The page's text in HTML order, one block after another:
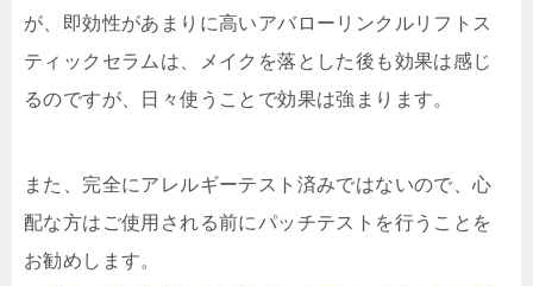
が、即効性があまりに高いアバローリンクルリフトス
ティックセラムは、メイクを落とした後も効果は感じ
るのですが、日々使うことで効果は強まります。
また、完全にアレルギーテスト済みではないので、心
配な方はご使用される前にパッチテストを行うことを
お勧めします。